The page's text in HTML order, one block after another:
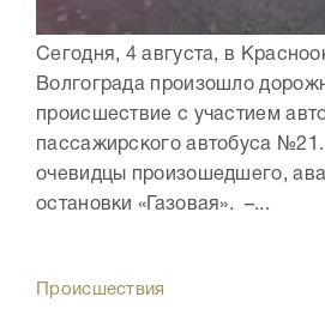
Сегодня, 4 августа, в
Волгограда произошло
происшествие с участием
пассажирского автобуса
очевидцы произошедшего,
остановки «Газовая». –...
Происшествия